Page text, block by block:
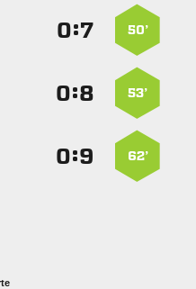
50’
:
53’
:
62’
: